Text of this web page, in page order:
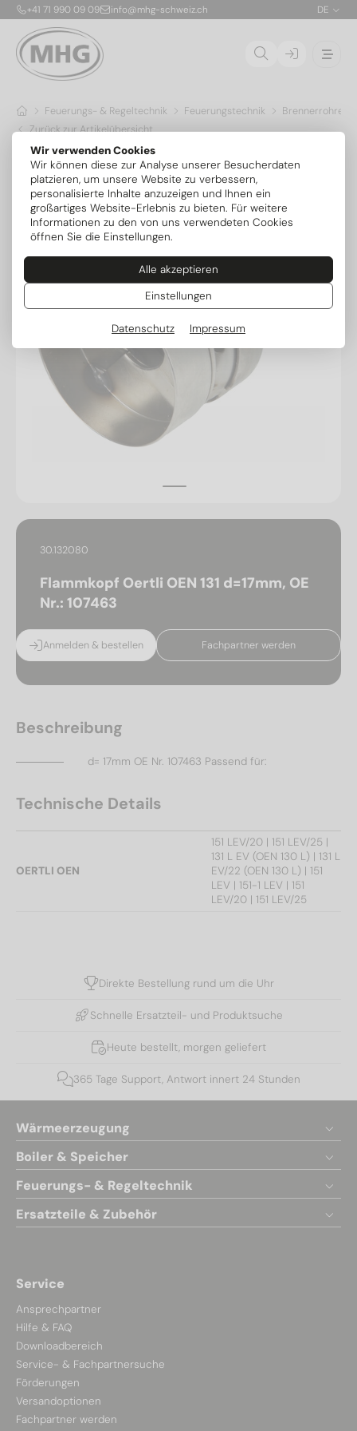
Wir verwenden Cookies
Wir können diese zur Analyse unserer Besucherdaten
platzieren, um unsere Website zu verbessern,
personalisierte Inhalte anzuzeigen und Ihnen ein
großartiges Website-Erlebnis zu bieten. Für weitere
Informationen zu den von uns verwendeten Cookies
öffnen Sie die Einstellungen.
Alle akzeptieren
Einstellungen
Datenschutz Impressum
+41 71 990 09 09 info@mhg-schweiz.ch DE
Feuerungs- & Regeltechnik Feuerungstechnik
Brennerrohre &
Zurück zur Artikelübersicht
30.132080
Flammkopf Oertli OEN 131 d=17mm, OE
Nr.: 107463
Anmelden & bestellen Fachpartner werden
Beschreibung
d= 17mm OE Nr. 107463 Passend für:
Technische Details
OERTLI OEN
151 LEV/20 | 151 LEV/25 |
131 L EV (OEN 130 L) | 131 L
EV/22 (OEN 130 L) | 151
LEV | 151-1 LEV | 151
LEV/20 | 151 LEV/25
Direkte Bestellung rund um die Uhr
Schnelle Ersatzteil- und Produktsuche
Heute bestellt, morgen geliefert
365 Tage Support, Antwort innert 24 Stunden
Wärmeerzeugung
Boiler & Speicher
Feuerungs- & Regeltechnik
Ersatzteile & Zubehör
Service
Ansprechpartner
Hilfe & FAQ
Downloadbereich
Service- & Fachpartnersuche
Förderungen
Versandoptionen
Fachpartner werden